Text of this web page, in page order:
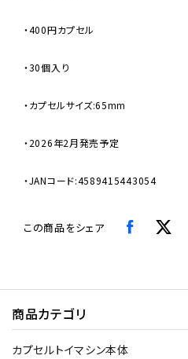
・400円カプセル
・30個入り
・カプセルサイズ:65mm
・2026年2月発売予定
・JANコード:4589415443054
この商品をシェア
商品カテゴリ
カプセルトイマシン本体